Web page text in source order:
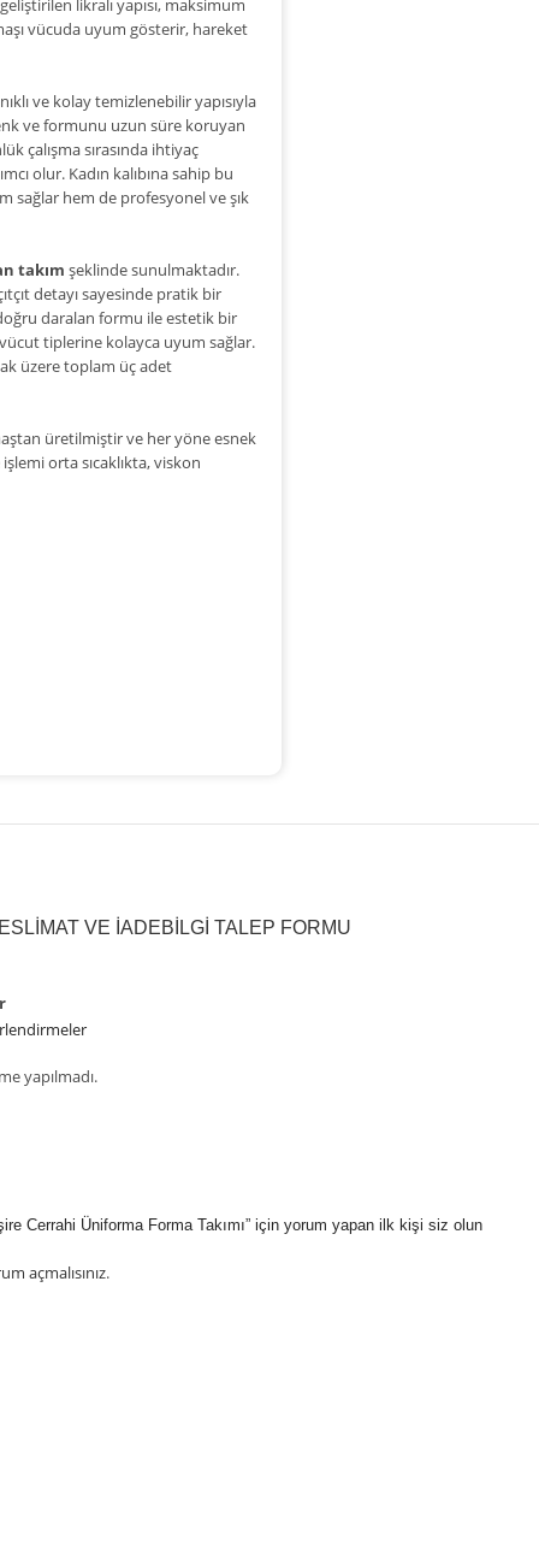
likralı yapısı, maksimum
vücuda uyum gösterir, hareket
ve kolay temizlenebilir yapısıyla
ve formunu uzun süre koruyan
çalışma sırasında ihtiyaç
olur. Kadın kalıbına sahip bu
sağlar hem de profesyonel ve şık
takım şeklinde sunulmaktadır.
detayı sayesinde pratik bir
daralan formu ile estetik bir
vücut tiplerine kolayca uyum sağlar.
üzere toplam üç adet
üretilmiştir ve her yöne esnek
orta sıcaklıkta, viskon
VE İADEBILGI TALEP FORMU
yapılmadı.
Cerrahi Üniforma Forma Takımı” için yorum yapan ilk kişi siz olun
açmalısınız.